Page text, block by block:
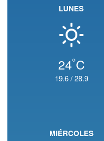
LUNES
24°C
19.6/28.9
MIÉRCOLES